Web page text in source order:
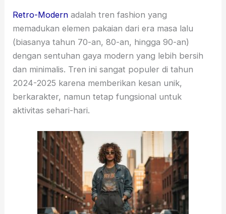
Retro-Modern adalah tren fashion yang
memadukan elemen pakaian dari era masa lalu
(biasanya tahun 70-an, 80-an, hingga 90-an)
dengan sentuhan gaya modern yang lebih bersih
dan minimalis. Tren ini sangat populer di tahun
2024-2025 karena memberikan kesan unik,
berkarakter, namun tetap fungsional untuk
aktivitas sehari-hari.